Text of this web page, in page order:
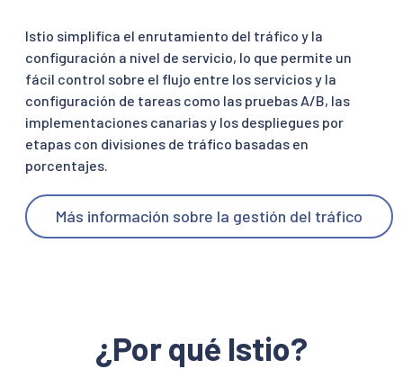
Istio simplifica el enrutamiento del tráfico y la
configuración a nivel de servicio, lo que permite un
fácil control sobre el flujo entre los servicios y la
configuración de tareas como las pruebas A/B, las
implementaciones canarias y los despliegues por
etapas con divisiones de tráfico basadas en
porcentajes.
Más información sobre la gestión del tráfico
¿Por qué Istio?